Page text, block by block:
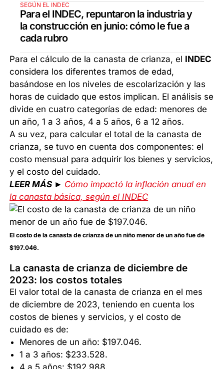
SEGÚN EL INDEC
Para el INDEC, repuntaron la industria y
la construcción en junio: cómo le fue a
cada rubro
Para el cálculo de la canasta de crianza, el INDEC
considera los diferentes tramos de edad,
basándose en los niveles de escolarización y las
horas de cuidado que estos implican. El análisis se
divide en cuatro categorías de edad: menores de
un año, 1 a 3 años, 4 a 5 años, 6 a 12 años.
A su vez, para calcular el total de la canasta de
crianza, se tuvo en cuenta dos componentes: el
costo mensual para adquirir los bienes y servicios,
y el costo del cuidado.
LEER MÁS ► Cómo impactó la inflación anual en
la canasta básica, según el INDEC
El costo de la canasta de crianza de un niño menor de un año fue de
$197.046.
La canasta de crianza de diciembre de
2023: los costos totales
El valor total de la canasta de crianza en el mes
de diciembre de 2023, teniendo en cuenta los
costos de bienes y servicios, y el costo de
cuidado es de:
Menores de un año: $197.046.
1 a 3 años: $233.528.
4 a 5 años: $192.988.